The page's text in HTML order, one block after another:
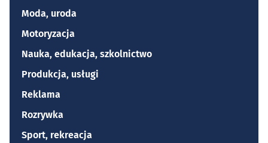
Moda, uroda
Motoryzacja
Nauka, edukacja, szkolnictwo
Produkcja, usługi
Reklama
Rozrywka
Sport, rekreacja